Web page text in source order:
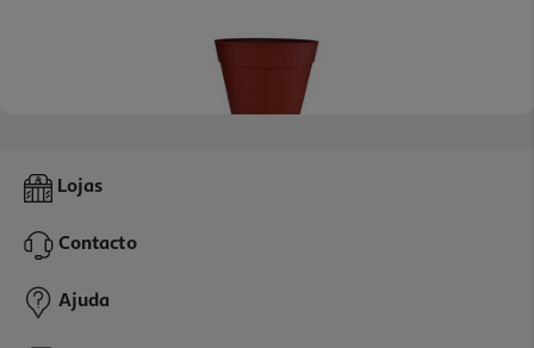
Vaso Plástico Gardenstar Marsala Ø30cm
5,99 €
Lojas
Contacto
Ajuda